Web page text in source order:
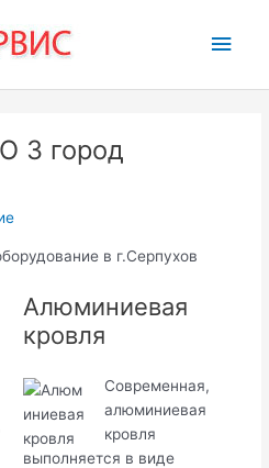
3 город
в г.Серпухов
Алюминиевая
кровля
Современная,
алюминиевая
кровля
выполняется в виде